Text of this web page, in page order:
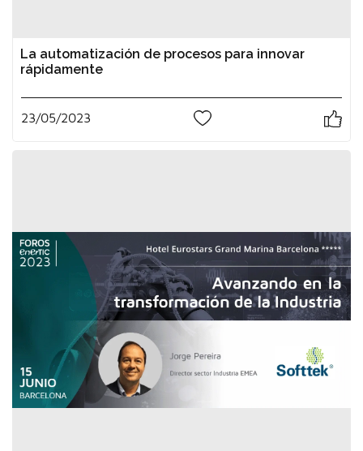
La automatización de procesos para innovar
rápidamente
23/05/2023